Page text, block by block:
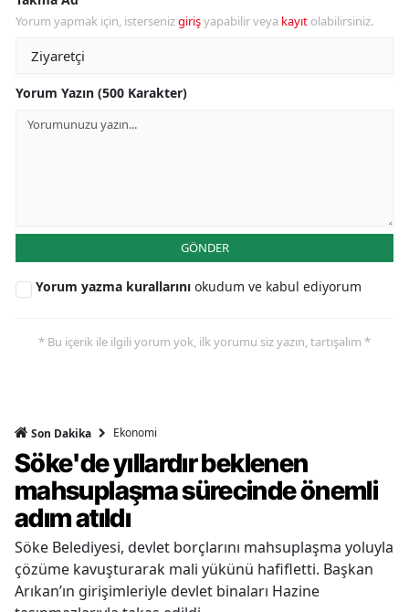
Yorum yapmak için, istersenizgirişyapabilir veya kayıt olabilirsiniz.
Yorum Yazın (500 Karakter)
GÖNDER
Yorum yazma kurallarını okudum ve kabul ediyorum
* Bu içerik ile ilgili yorum yok, ilk yorumu siz yazın, tartışalım *
Son Dakika Ekonomi
Söke'de yıllardır beklenen
mahsuplaşma sürecinde önemli
adım atıldı
Söke Belediyesi, devlet borçlarını mahsuplaşma yoluyla
çözüme kavuşturarak mali yükünü hafifletti. Başkan
Arıkan’ın girişimleriyle devlet binaları Hazine